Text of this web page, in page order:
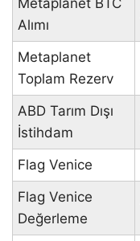
Alımı
Metaplanet
Toplam Rezerv
ABD Tarım Dışı
İstihdam
Flag Venice
Flag Venice
Değerleme